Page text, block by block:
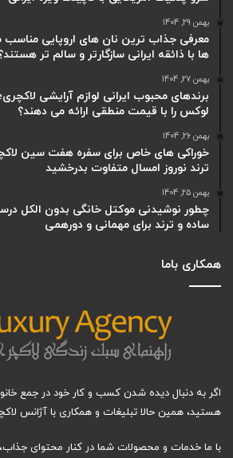
بهمن 29, 1404
معرفی جذاب ترین نان های اروپایی مناسب
ها با ذائقه ایرانی سازگارتر و سالم تر
بهمن 27, 1404
برندهای محبوب ایرانی لوازم آرایشی
لوکس را با قیمت منطقی ارائه می دهند؟
بهمن 26, 1404
خوراکی های خاص برای سفره هفت سین
ترند نوروز امسال متفاوت بدرخشید
بهمن 25, 1404
ساده و ترند برای مهمانی و دورهمی
همکاری باما
اگر به دنبال دیده شدن کسب و کار خود در جمع
هستید، همین حالا تبلیغات و همکاری با آژانس
با ما خدمات و محصولات شما در کنار محتوای